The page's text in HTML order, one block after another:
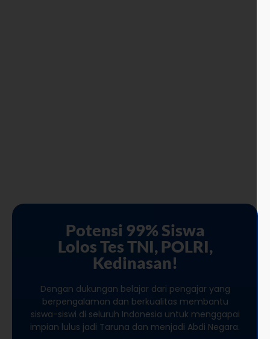
Potensi 99% Siswa
Lolos Tes TNI, POLRI,
Kedinasan!
Dengan dukungan belajar dari pengajar yang
berpengalaman dan berkualitas membantu
siswa-siswi di seluruh Indonesia untuk menggapai
impian lulus jadi Taruna dan menjadi Abdi Negara.